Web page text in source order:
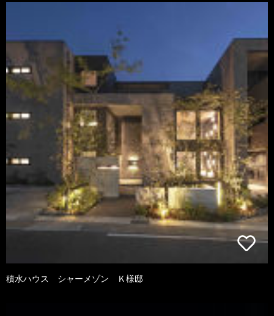
積水ハウス シャーメゾン Ｋ様邸